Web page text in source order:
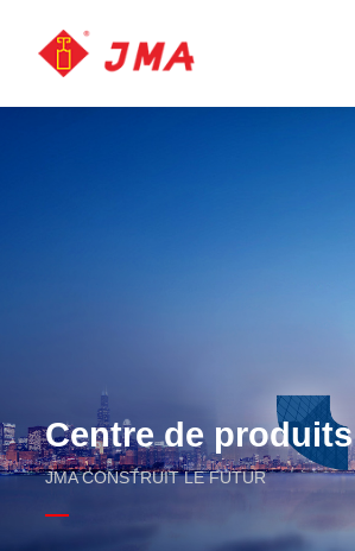
Centre de produits
JMA CONSTRUIT LE FUTUR